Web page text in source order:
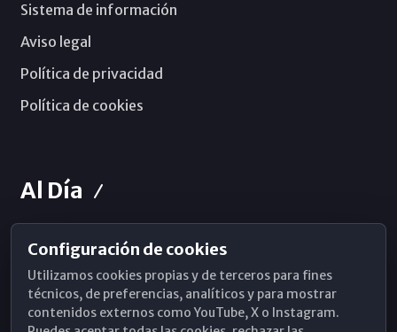
Sistema de información
Aviso legal
Política de privacidad
Política de cookies
Al Día
Horarios de Misa
Hemeroteca
WhatsApp
Configuración de cookies
Utilizamos cookies propias y de terceros para fines
técnicos, de preferencias, analíticos y para mostrar
contenidos externos como YouTube, X o Instagram.